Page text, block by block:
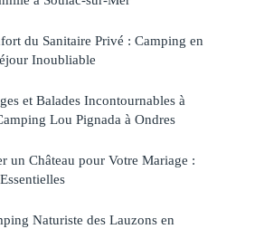
du Sanitaire Privé : Camping en
Inoubliable
et Balades Incontournables à
Lou Pignada à Ondres
un Château pour Votre Mariage :
Naturiste des Lauzons en